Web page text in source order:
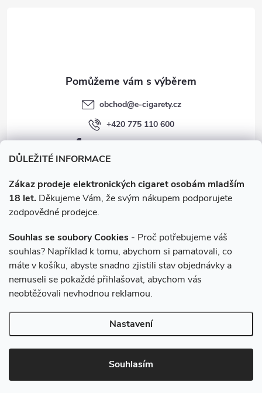
DŮLEŽITÉ INFORMACE
Zákaz prodeje elektronických cigaret osobám mladším
18 let. Děkujeme Vám, že svým nákupem podporujete
zodpovědné prodejce.
Souhlas se soubory Cookies - Proč potřebujeme váš
souhlas? Například k tomu, abychom si pamatovali, co
máte v košíku, abyste snadno zjistili stav objednávky a
nemuseli se pokaždé přihlašovat, abychom vás
neobtěžovali nevhodnou reklamou.
Nastavení
Souhlasím
obchod@e-cigarety.cz
+420 775 110 600
facebook.com/e-cigarety.cz
Instagram
Vytvořil Shoptet
e-cigarety.cz. Všechna práva vyhrazena.
nastavení cookies